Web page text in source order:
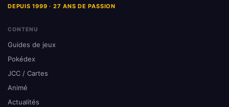
DEPUIS 1999 · 27 ANS DE PASSION
CONTENU
Guides de jeux
Pokédex
JCC / Cartes
Animé
Actualités